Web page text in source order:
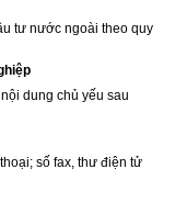
tư nước ngoài theo quy
dung chủ yếu sau
số fax, thư điện tử